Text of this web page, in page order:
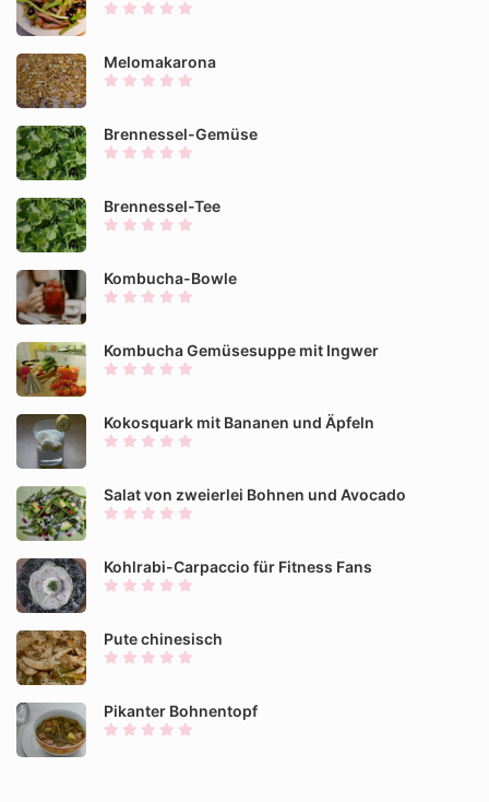
Melomakarona
Brennessel-Gemüse
Brennessel-Tee
Kombucha-Bowle
Kombucha Gemüsesuppe mit Ingwer
Kokosquark mit Bananen und Äpfeln
Salat von zweierlei Bohnen und Avocado
Kohlrabi-Carpaccio für Fitness Fans
Pute chinesisch
Pikanter Bohnentopf